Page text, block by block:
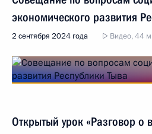
экономического развития
2 сентября 2024 года Видео, 44
Открытый урок «Разговор о